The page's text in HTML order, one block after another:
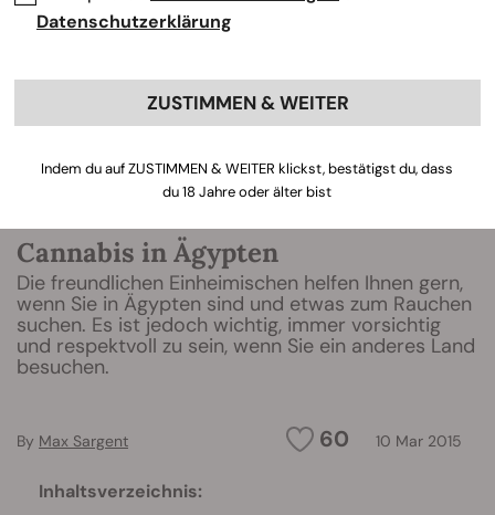
Cannabis in Ägypten
Die freundlichen Einheimischen helfen Ihnen gern,
wenn Sie in Ägypten sind und etwas zum Rauchen
suchen. Es ist jedoch wichtig, immer vorsichtig
und respektvoll zu sein, wenn Sie ein anderes Land
besuchen.
60 10 Mar 2015
By Max Sargent
Inhaltsverzeichnis:
Datenschutzerklärung
ZUSTIMMEN & WEITER
Indem du auf ZUSTIMMEN & WEITER klickst, bestätigst du, dass
du 18 Jahre oder älter bist